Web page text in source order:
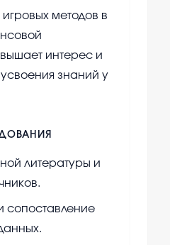
методов в
интерес и
знаний у
литературы и
сопоставление